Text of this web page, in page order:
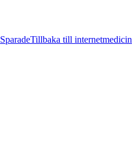
SparadeTillbaka till internetmedicin